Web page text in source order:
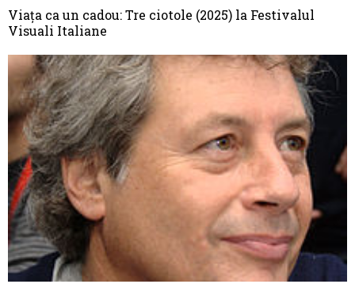
Viața ca un cadou: Tre ciotole (2025) la Festivalul
Visuali Italiane